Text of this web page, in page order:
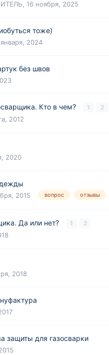
,16 ноября, 2025
тоже)
января, 2024
без швов
Кто в чем? 1 2
2012
2020
2015 вопрос отзывы
Да или нет? 1 2
2018
защиты для газосварки